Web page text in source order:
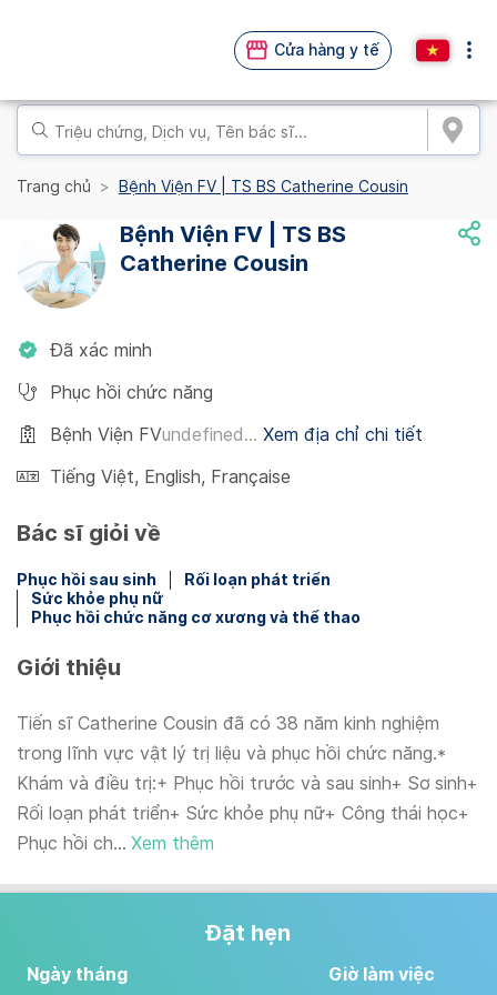
Cửa hàng y tế
Trang chủ Bệnh Viện FV | TS BS Catherine Cousin
Bệnh Viện FV | TS BS
Catherine Cousin
Đã xác minh
Phục hồi chức năng
Bệnh Viện FVundefined... Xem địa chỉ chi tiết
Tiếng Việt, English, Française
Bác sĩ giỏi về
Phục hồi sau sinh
Rối loạn phát triển
Sức khỏe phụ nữ
Phục hồi chức năng cơ xương và thể thao
Giới thiệu
Tiến sĩ Catherine Cousin đã có 38 năm kinh nghiệm
trong lĩnh vực vật lý trị liệu và phục hồi chức năng.*
Khám và điều trị:+ Phục hồi trước và sau sinh+ Sơ sinh+
Rối loạn phát triển+ Sức khỏe phụ nữ+ Công thái học+
Phục hồi ch... Xem thêm
Đặt hẹn
Ngày tháng Giờ làm việc